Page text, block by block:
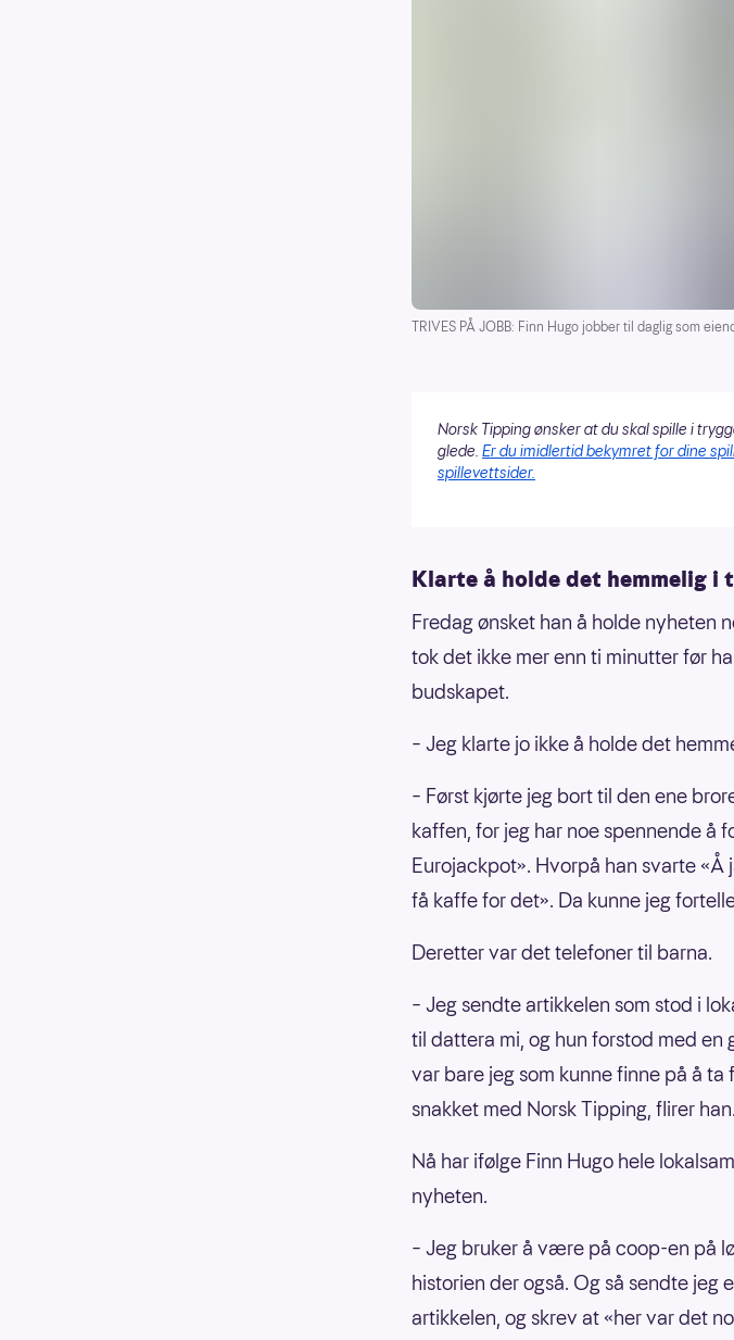
TRIVES PÅ JOBB: Finn Hugo jobber til daglig som
Norsk Tipping ønsker at du skal spille i
glede. Er du imidlertid bekymret for dine
spillevettsider.
Klarte å holde det hemmelig i
Fredag ønsket han å holde nyheten
tok det ikke mer enn ti minutter før
budskapet.
– Jeg klarte jo ikke å holde det
– Først kjørte jeg bort til den ene
kaffen, for jeg har noe spennende å
Eurojackpot». Hvorpå han svarte «Å
få kaffe for det». Da kunne jeg
Deretter var det telefoner til barna.
– Jeg sendte artikkelen som stod i
til dattera mi, og hun forstod med
var bare jeg som kunne finne på å
snakket med Norsk Tipping, flirer han.
Nå har ifølge Finn Hugo hele
nyheten.
– Jeg bruker å være på coop-en på
historien der også. Og så sendte jeg
artikkelen, og skrev at «her var det